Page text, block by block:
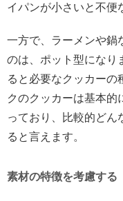
イパンが小さいと不便
一方で、ラーメンや鍋
のは、ポット型になり
ると必要なクッカーの
クのクッカーは基本的
っており、比較的どん
ると言えます。
素材の特徴を考慮する